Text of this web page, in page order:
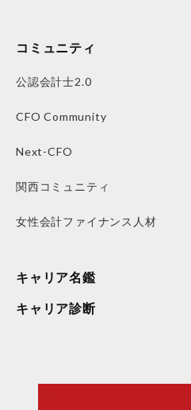
コミュニティ
公認会計士2.0
CFO Community
Next-CFO
関西コミュニティ
女性会計ファイナンス人材
キャリア名鑑
キャリア診断